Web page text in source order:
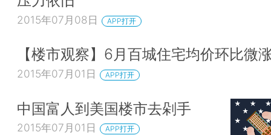
2015年07月08日 APP打开
【楼市观察】6月百城住宅均价环比微
2015年07月01日 APP打开
中国富人到美国楼市去剁手
2015年07月01日 APP打开